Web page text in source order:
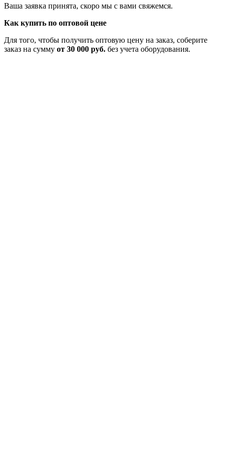
Ваша заявка принята, скоро мы с вами свяжемся.
Как купить по оптовой цене
Для того, чтобы получить оптовую цену на заказ, соберите
заказ на сумму от 30 000 руб. без учета оборудования.